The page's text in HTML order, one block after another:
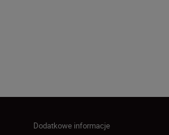
Dodatkowe informacje